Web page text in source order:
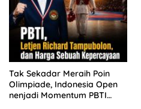
Tak Sekadar Meraih Poin
Olimpiade, Indonesia Open
nenjadi Momentum PBTI